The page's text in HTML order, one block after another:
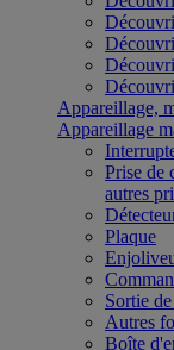
Appareillage,
Appareillage
Prise de
autres
Plaque
Sortie
Autres
Boîte